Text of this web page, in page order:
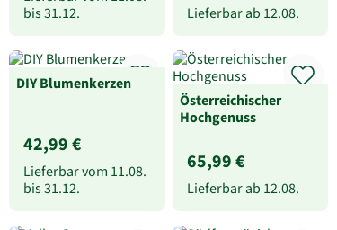
bis31.12. Lieferbar ab 12.08.
DIY Blumenkerzen
42,99 €
Lieferbar vom 11.08.
bis31.12.
Österreichischer
Hochgenuss
65,99 €
Lieferbar ab 12.08.